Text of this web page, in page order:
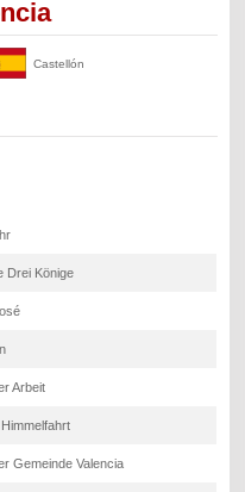
Castellón
Drei Könige
Arbeit
Gemeinde Valencia